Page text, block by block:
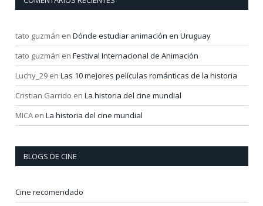
tato guzmán en Dónde estudiar animación en Uruguay
tato guzmán en Festival Internacional de Animación
Luchy_29 en Las 10 mejores películas románticas de la historia
Cristian Garrido en La historia del cine mundial
MICA en La historia del cine mundial
BLOGS DE CINE
Cine recomendado